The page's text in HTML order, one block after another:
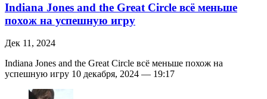
Indiana Jones and the Great Circle всё меньше
похож на успешную игру
Дек 11, 2024
Indiana Jones and the Great Circle всё меньше похож на
успешную игру 10 декабря, 2024 — 19:17